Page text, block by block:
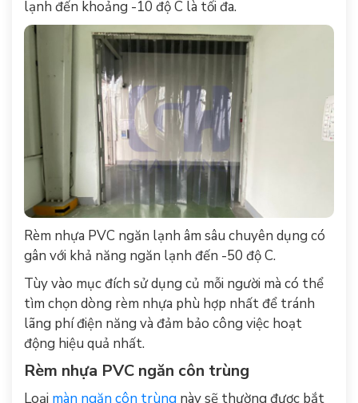
lạnh đến khoảng -10 độ C là tối đa.
Rèm nhựa PVC ngăn lạnh âm sâu chuyên dụng có
gân với khả năng ngăn lạnh đến -50 độ C.
Tùy vào mục đích sử dụng củ mỗi người mà có thể
tìm chọn dòng rèm nhựa phù hợp nhất để tránh
lãng phí điện năng và đảm bảo công việc hoạt
động hiệu quả nhất.
Rèm nhựa PVC ngăn côn trùng
Loại màn ngăn côn trùng này sẽ thường được bắt